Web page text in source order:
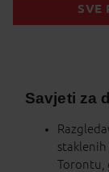
SVE
Savjeti za
staklenih
Torontu,